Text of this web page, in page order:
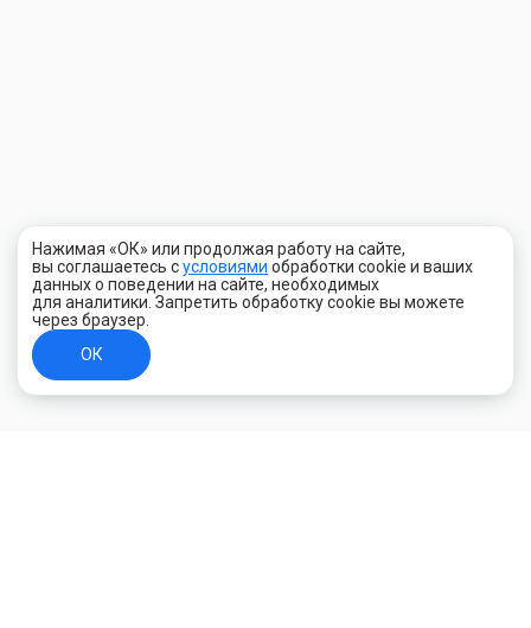
Нажимая «ОК» или продолжая работу на сайте,
вы соглашаетесь сусловиями обработки cookie и ваших
данных о поведении на сайте, необходимых
для аналитики. Запретить обработку cookie вы можете
через браузер.
ОК